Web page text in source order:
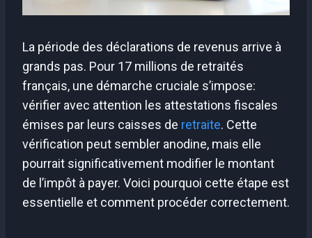
La période des déclarations de revenus arrive à
grands pas. Pour 17 millions de retraités
français, une démarche cruciale s’impose:
vérifier avec attention les attestations fiscales
émises par leurs caisses de retraite. Cette
vérification peut sembler anodine, mais elle
pourrait significativement modifier le montant
de l’impôt à payer. Voici pourquoi cette étape est
essentielle et comment procéder correctement.